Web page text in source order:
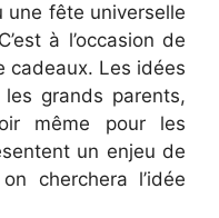
une fête universelle
à l’occasion de
cadeaux. Les idées
grands parents,
même pour les
un enjeu de
cherchera l’idée